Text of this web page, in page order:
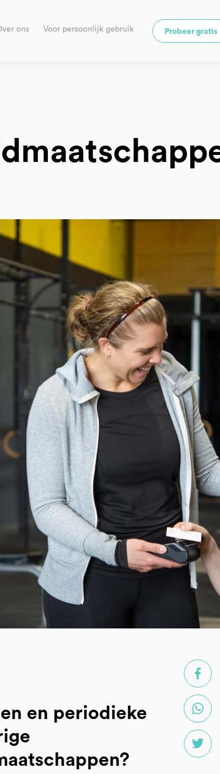
ons Voor persoonlijk gebruik Probeer gratis
en periodieke